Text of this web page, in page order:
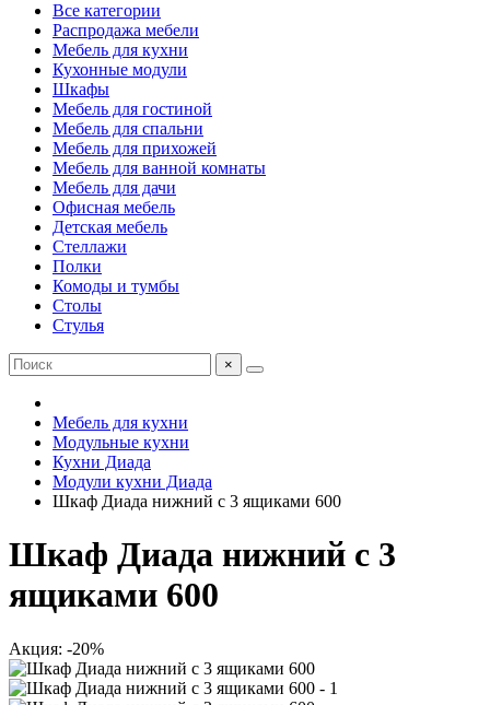
Все категории
Распродажа мебели
Мебель для кухни
Кухонные модули
Шкафы
Мебель для гостиной
Мебель для спальни
Мебель для прихожей
Мебель для ванной комнаты
Мебель для дачи
Офисная мебель
Детская мебель
Стеллажи
Полки
Комоды и тумбы
Столы
Стулья
×
Мебель для кухни
Модульные кухни
Кухни Диада
Модули кухни Диада
Шкаф Диада нижний с 3 ящиками 600
Шкаф Диада нижний с 3
ящиками 600
Акция: -20%